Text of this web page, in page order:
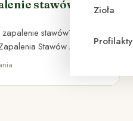
Zioła
stawów czy
stawów? I.
Stawów A.
Stawów (RZS)